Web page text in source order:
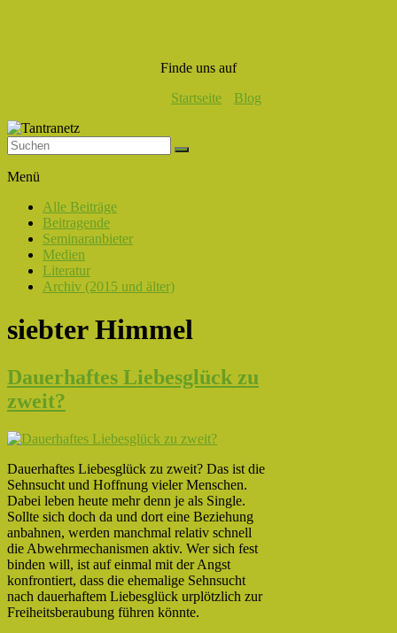
Finde uns auf
Startseite
Blog
Liebe,
Eros
Tantra
Menü
Alle Beiträge
Beitragende
Seminaranbieter
Medien
Literatur
Archiv (2015 und älter)
siebter Himmel
Dauerhaftes Liebesglück zu
zweit?
Dauerhaftes Liebesglück zu zweit? Das ist die
Sehnsucht und Hoffnung vieler Menschen.
Dabei leben heute mehr denn je als Single.
Sollte sich doch da und dort eine Beziehung
anbahnen, werden manchmal relativ schnell
die Abwehrmechanismen aktiv. Wer sich fest
binden will, ist auf einmal mit der Angst
konfrontiert, dass die ehemalige Sehnsucht
nach dauerhaftem Liebesglück urplötzlich zur
Freiheitsberaubung führen könnte.